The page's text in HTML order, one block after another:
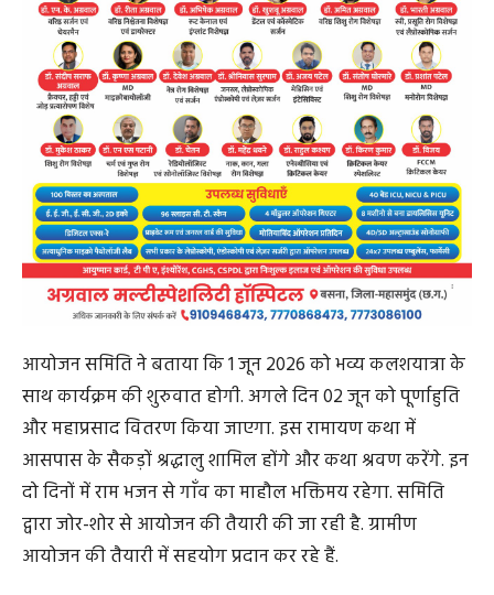
आयोजन समिति ने बताया कि 1 जून 2026 को भव्य कलशयात्रा के
साथ कार्यक्रम की शुरुवात होगी. अगले दिन 02 जून को पूर्णाहुति
और महाप्रसाद वितरण किया जाएगा. इस रामायण कथा में
आसपास के सैकड़ों श्रद्धालु शामिल होंगे और कथा श्रवण करेंगे. इन
दो दिनों में राम भजन से गाँव का माहौल भक्तिमय रहेगा. समिति
द्वारा जोर-शोर से आयोजन की तैयारी की जा रही है. ग्रामीण
आयोजन की तैयारी में सहयोग प्रदान कर रहे हैं.